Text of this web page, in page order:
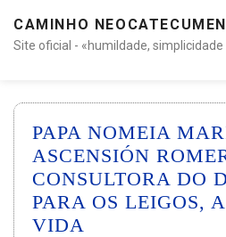
CAMINHO
Site oficial - «humildade, simplicidade
PAPA NOMEIA
ASCENSIÓN
CONSULTORA DO
PARA OS LEIGOS,
VIDA